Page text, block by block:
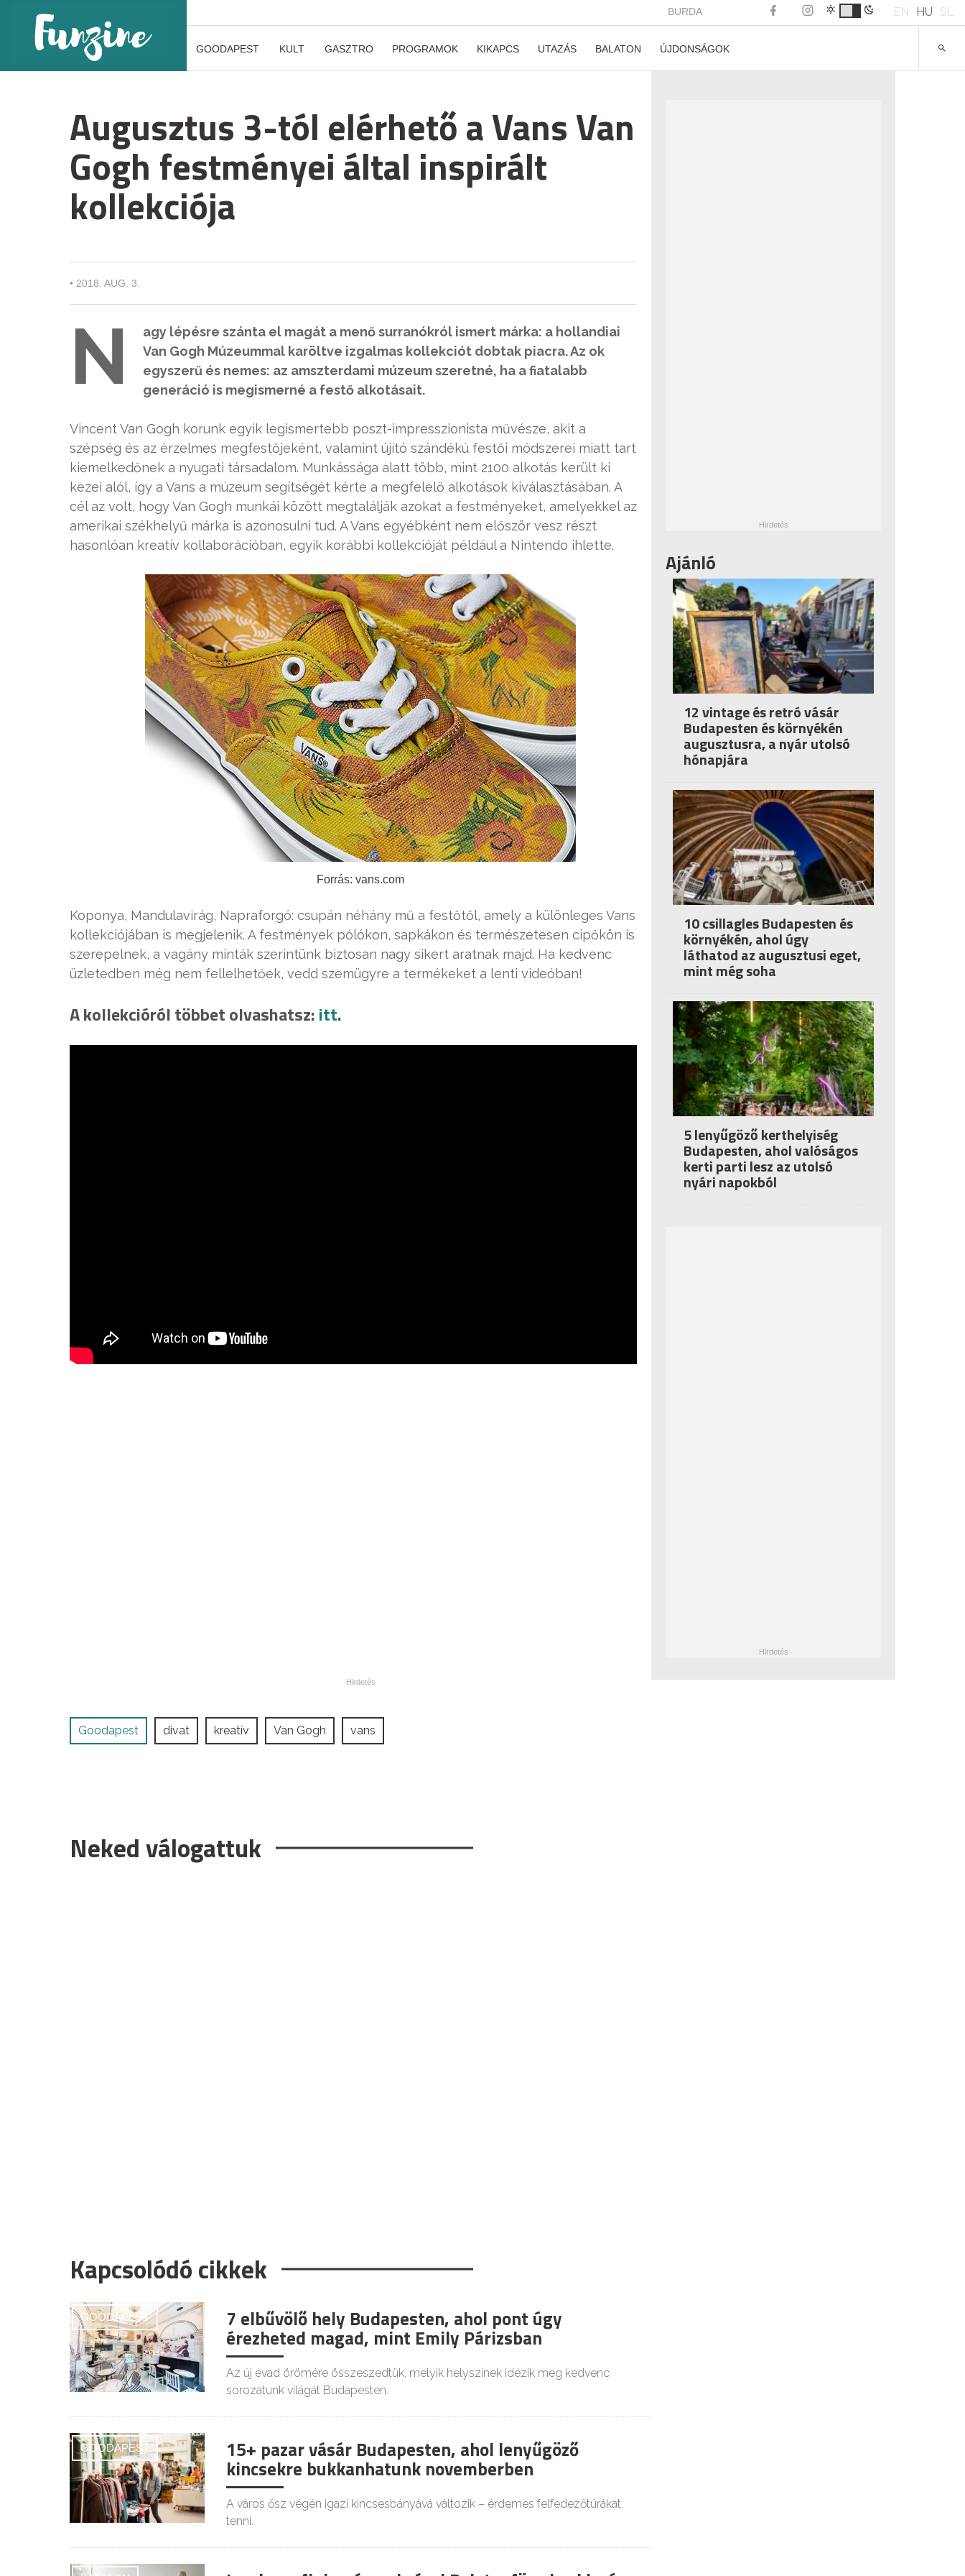
BURDA EN HU SL
GOODAPEST KULT GASZTRO PROGRAMOK KIKAPCS UTAZÁS BALATON ÚJDONSÁGOK
Augusztus 3-tól elérhető a Vans Van
Gogh festményei által inspirált
kollekciója
• 2018. AUG. 3.
N
agy lépésre szánta el magát a menő surranókról ismert márka: a hollandiai
Van Gogh Múzeummal karöltve izgalmas kollekciót dobtak piacra. Az ok
egyszerű és nemes: az amszterdami múzeum szeretné, ha a fiatalabb
generáció is megismerné a festő alkotásait.
Vincent Van Gogh korunk egyik legismertebb poszt-impresszionista művésze, akit a
szépség és az érzelmes megfestőjeként, valamint újító szándékú festői módszerei miatt tart
kiemelkedőnek a nyugati társadalom. Munkássága alatt több, mint 2100 alkotás került ki
kezei alól, így a Vans a múzeum segítségét kérte a megfelelő alkotások kiválasztásában. A
cél az volt, hogy Van Gogh munkái között megtalálják azokat a festményeket, amelyekkel az
amerikai székhelyű márka is azonosulni tud. A Vans egyébként nem először vesz részt
hasonlóan kreatív kollaborációban, egyik korábbi kollekcióját például a Nintendo ihlette.
Forrás: vans.com
Koponya, Mandulavirág, Napraforgó: csupán néhány mű a festőtől, amely a különleges Vans
kollekciójában is megjelenik. A festmények pólókon, sapkákon és természetesen cipőkön is
szerepelnek, a vagány minták szerintünk biztosan nagy sikert aratnak majd. Ha kedvenc
üzletedben még nem fellelhetőek, vedd szemügyre a termékeket a lenti videóban!
A kollekcióról többet olvashatsz:itt.
Goodapest divat kreatív Van Gogh vans
Neked válogattuk
Kapcsolódó cikkek
GOODAPEST 7 elbűvölő hely Budapesten, ahol pont úgy
érezheted magad, mint Emily Párizsban
Az új évad örömére összeszedtük, melyik helyszínek idézik meg kedvenc
sorozatunk világát Budapesten.
GOODAPEST 15+ pazar vásár Budapesten, ahol lenyűgöző
kincsekre bukkanhatunk novemberben
A város ősz végén igazi kincsesbányává változik – érdemes felfedezőtúrákat
tenni.
Ajánló
12 vintage és retró vásár
Budapesten és környékén
augusztusra, a nyár utolsó
hónapjára
10 csillagles Budapesten és
környékén, ahol úgy
láthatod az augusztusi eget,
mint még soha
5 lenyűgöző kerthelyiség
Budapesten, ahol valóságos
kerti parti lesz az utolsó
nyári napokból